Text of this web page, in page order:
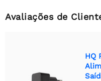
Avaliações de
HQ